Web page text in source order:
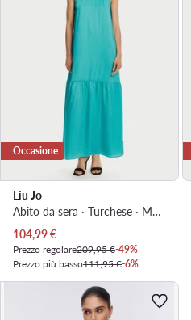
Occasione
Liu Jo
Abito da sera · Turchese · Maxi, Asimmetrica
Prezzo attuale
104,99€
Prezzo regolare209,95 €-49%
Prezzo più basso111,95 €-6%